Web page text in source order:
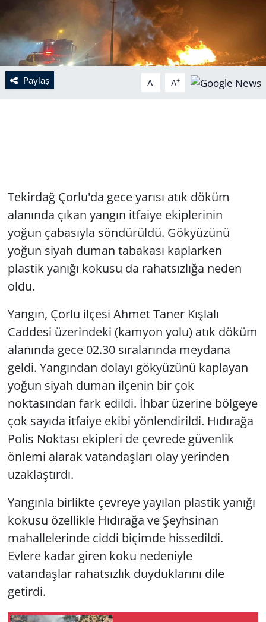
Paylaş A- A+
Tekirdağ Çorlu'da gece yarısı atık döküm
alanında çıkan yangın itfaiye ekiplerinin
yoğun çabasıyla söndürüldü. Gökyüzünü
yoğun siyah duman tabakası kaplarken
plastik yanığı kokusu da rahatsızlığa neden
oldu.
Yangın, Çorlu ilçesi Ahmet Taner Kışlalı
Caddesi üzerindeki (kamyon yolu) atık döküm
alanında gece 02.30 sıralarında meydana
geldi. Yangından dolayı gökyüzünü kaplayan
yoğun siyah duman ilçenin bir çok
noktasından fark edildi. İhbar üzerine bölgeye
çok sayıda itfaiye ekibi yönlendirildi. Hıdırağa
Polis Noktası ekipleri de çevrede güvenlik
önlemi alarak vatandaşları olay yerinden
uzaklaştırdı.
Yangınla birlikte çevreye yayılan plastik yanığı
kokusu özellikle Hıdırağa ve Şeyhsinan
mahallelerinde ciddi biçimde hissedildi.
Evlere kadar giren koku nedeniyle
vatandaşlar rahatsızlık duyduklarını dile
getirdi.